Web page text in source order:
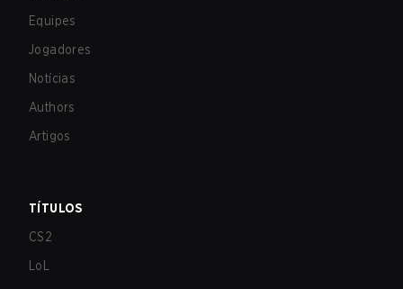
Equipes
Jogadores
Notícias
Authors
Artigos
TÍTULOS
CS2
LoL